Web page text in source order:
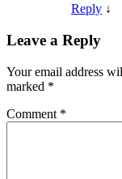
Reply ↓
Leave a Reply
Your email address
marked *
Comment *